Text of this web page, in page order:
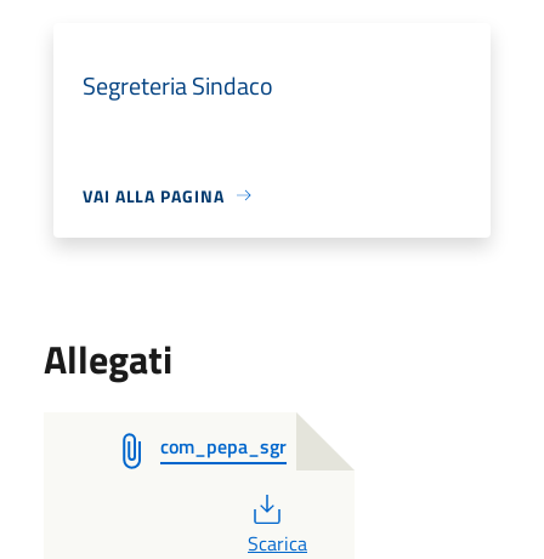
Segreteria Sindaco
VAI ALLA PAGINA
Allegati
com_pepa_sgr
PDF
Scarica